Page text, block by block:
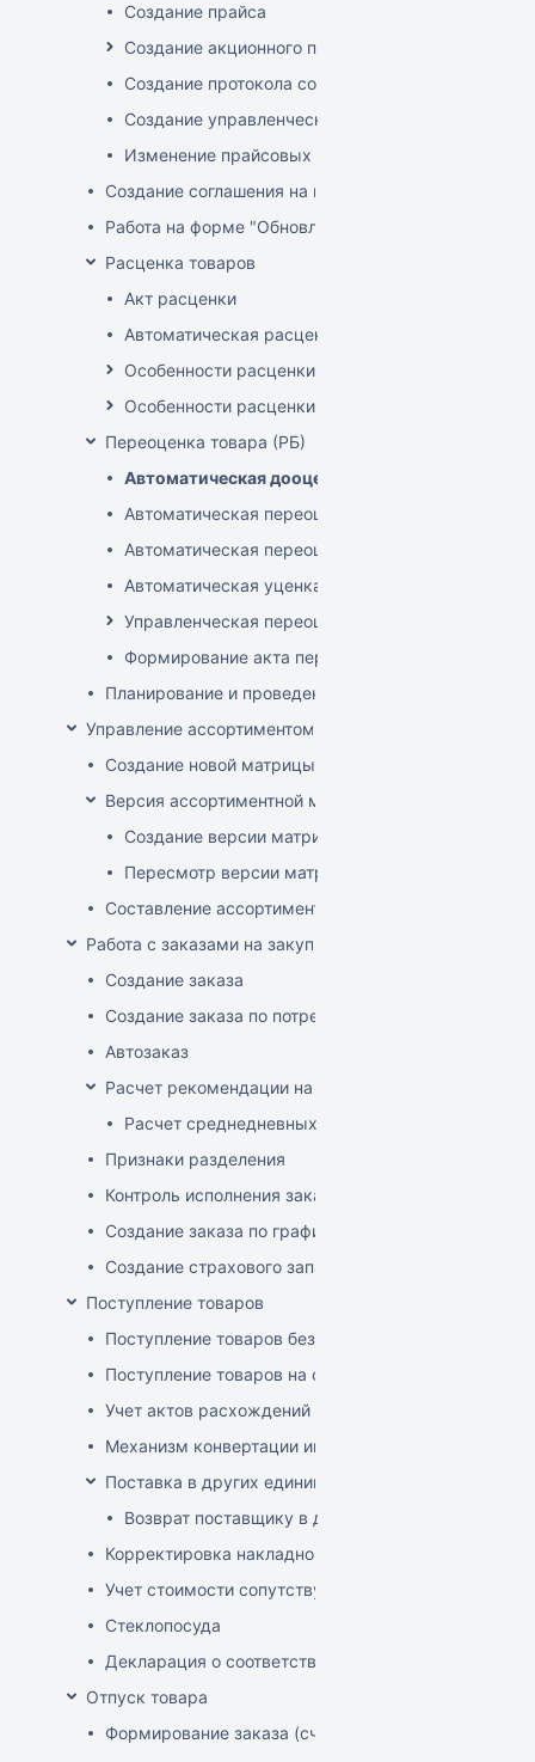
Создание прайса
Создание акционного прайса
Создание протокола согласования цен
Создание управленческого прайса
Изменение прайсовых цен
Создание соглашения на поставку
Работа на форме "Обновление розничных цен"
Расценка товаров
Акт расценки
Автоматическая расценка при проведении
Особенности расценки в РБ
Особенности расценки РФ
Переоценка товара (РБ)
Автоматическая дооценка товаров
Автоматическая переоценка акционного товара
Автоматическая переоценка по прайсам и
Автоматическая уценка товаров
Управленческая переоценка
Формирование акта переоценки
Планирование и проведение акций
Управление ассортиментом магазинов
Создание новой матрицы
Версия ассортиментной матрицы
Создание версии матрицы
Пересмотр версии матрицы
Составление ассортимента магазина
Работа с заказами на закупку
Создание заказа
Создание заказа по потребностям
Автозаказ
Расчет рекомендации на закупку
Расчет среднедневных продаж
Признаки разделения
Контроль исполнения заказов поставщиком
Создание заказа по графику
Создание страхового запаса
Поступление товаров
Поступление товаров без заказа
Поступление товаров на основе заказа
Учет актов расхождений при поступлении товаров
Механизм конвертации инвойсов из иностранной
Поставка в других единицах
Возврат поставщику в других единицах
Корректировка накладной (РФ)
Учет стоимости сопутствующих услуг в приходе
Стеклопосуда
Декларация о соответствии
Отпуск товара
Формирование заказа (счета-фактуры)